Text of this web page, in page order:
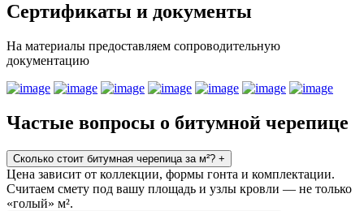
Сертификаты и документы
На материалы предоставляем сопроводительную
документацию
Частые вопросы о битумной черепице
Сколько стоит битумная черепица за м²? +
Цена зависит от коллекции, формы гонта и комплектации.
Считаем смету под вашу площадь и узлы кровли — не только
«голый» м².